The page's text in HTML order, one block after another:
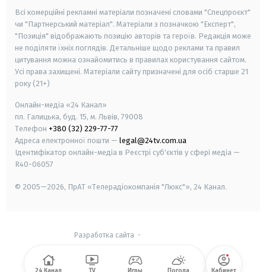
Всі комерційні рекламні матеріали позначені словами "Спецпроєкт"
чи "Партнерський матеріал". Матеріали з позначкою "Експерт",
"Позиція" відображають позицію авторів та героїв. Редакція може
не поділяти їхніх поглядів. Детальніше щодо реклами та правил
цитування можна ознайомитись в правилах користування сайтом.
Усі права захищені. Матеріали сайту призначені для осіб старше 21
року (21+)
Онлайн-медіа «24 Канал»
пл. Галицька, буд. 15, м. Львів, 79008
Телефон +380 (32) 229-77-77
Адреса електронної пошти — legal@24tv.com.ua
Ідентифікатор онлайн-медіа в Реєстрі суб'єктів у сфері медіа —
R40-06057
© 2005—2026, ПрАТ «Телерадіокомпанія "Люкс"», 24 Канал.
Разработка сайта -
24 Канал TV Игры Погода Кабинет